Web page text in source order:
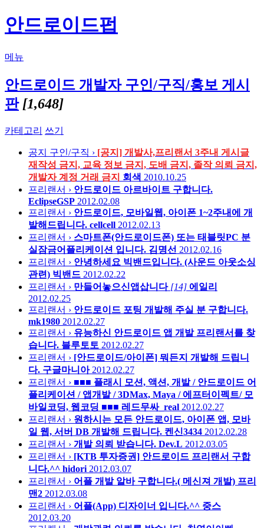
안드로이드펍
메뉴
안드로이드 개발자 구인/구직/홍보 게시
판 [1,648]
카테고리 쓰기
공지 구인/구직 › [공지] 개발사,프리랜서 3주내 게시글
재작성 금지, 교육 정보 금지, 도배 금지, 졸작 의뢰 금지,
개발자 계정 거래 금지 회색 2010.10.25
프리랜서 › 안드로이드 아르바이트 구합니다.
EclipseGSP 2012.02.08
프리랜서 › 안드로이드, 모바일웹, 아이폰 1~2주내에 개
발해드립니다. cellcell 2012.02.13
프리랜서 › 스마트폰(안드로이드폰) 또는 태블릿PC 분
실잠금어플리케이션 입니다. 김명선 2012.02.16
프리랜서 › 안녕하세요 빅밴드입니다. (사운드 아웃소싱
관련) 빅밴드 2012.02.22
프리랜서 › 만들어놓으신앱삽니다 [14] 에일리
2012.02.25
프리랜서 › 안드로이드 포팅 개발해 주실 분 구합니다.
mk1980 2012.02.27
프리랜서 › 유능하신 안드로이드 앱 개발 프리랜서를 찾
습니다. 블루토토 2012.02.27
프리랜서 › [안드로이드/아이폰] 뭐든지 개발해 드립니
다. 구글마니아 2012.02.27
프리랜서 › ■■■ 플래시 모션, 액션, 개발 / 안드로이드 어
플리케이션 / 앱개발 / 3DMax, Maya / 에프터이펙트/ 모
바일코딩, 웹코딩 ■■■ 레드무싸_real 2012.02.27
프리랜서 › 원하시는 모든 안드로이드, 아이폰 앱, 모바
일 웹, 서버 DB 개발해 드립니다. 켄신3434 2012.02.28
프리랜서 › 개발 의뢰 받습니다. Dev.L 2012.03.05
프리랜서 › [KTB 투자증권] 안드로이드 프리랜서 구합
니다.^^ hidori 2012.03.07
프리랜서 › 어플 개발 알바 구합니다.( 메신져 개발) 프리
맨2 2012.03.08
프리랜서 › 어플(App) 디자이너 입니다.^^ 중스
2012.03.20